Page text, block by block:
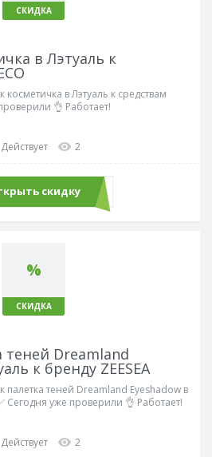
СКИДКА
в Лэтуаль к
в Лэтуаль к средствам
👌 Работает!
Действует 2
скидку
%
СКИДКА
теней Dreamland
к бренду ZEESEA
палетка теней Dreamland Eyeshadow в
Сегодня уже проверили 👌 Работает!
Действует 2